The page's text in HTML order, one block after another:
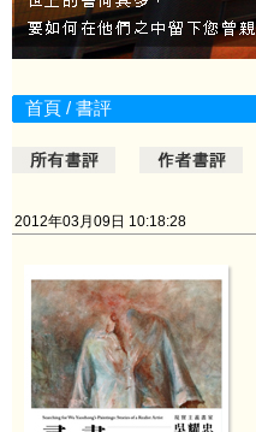
首頁 / 書評
2012年03月09日 10:18:28